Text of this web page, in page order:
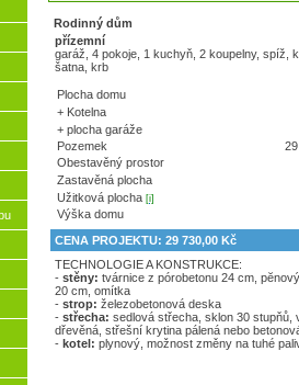
Rodinný dům
přízemní
garáž, 4 pokoje, 1 kuchyň, 2 koupelny, spíž,
šatna, krb
Plocha domu
+ Kotelna
+ plocha garáže
Pozemek
Obestavěný prostor
Zastavěná plocha
Užitková plocha [i]
Výška domu
CENA PROJEKTU: 29 730,00 Kč
TECHNOLOGIE A KONSTRUKCE:
- stěny: tvárnice z pórobetonu 24 cm,
20 cm, omítka
- strop: železobetonová deska
- střecha: sedlová střecha, sklon 30 stupňů,
dřevěná, střešní krytina pálená nebo
- kotel: plynový, možnost změny na tuhé